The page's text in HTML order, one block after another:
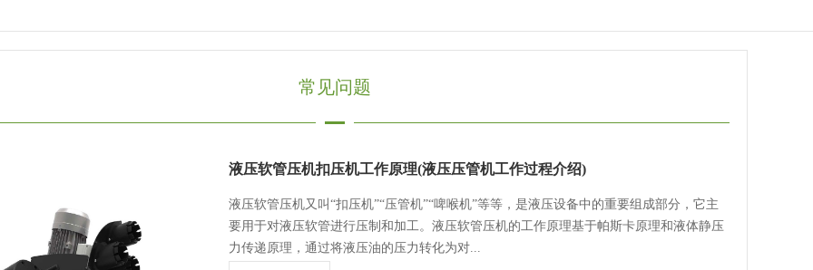
常见问题
液压软管压机扣压机工作原理(液压压管机工作过程介绍)
液压软管压机又叫“扣压机”“压管机”“啤喉机”等等，是液压设备中的重要组成部分，它主
要用于对液压软管进行压制和加工。液压软管压机的工作原理基于帕斯卡原理和液体静压
力传递原理，通过将液压油的压力转化为对...